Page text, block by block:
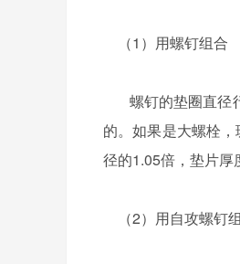
（1）用螺钉组合
螺钉的垫圈直径
的。如果是大螺栓
径的1.05倍，垫片厚
（2）用自攻螺钉